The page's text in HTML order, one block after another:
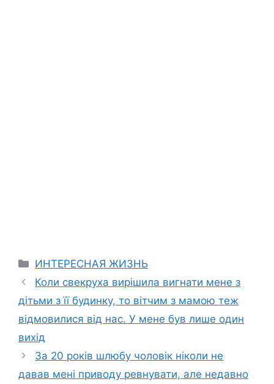
Categories
ИНТЕРЕСНАЯ ЖИЗНЬ
Коли свекруха вирішила вигнати мене з
дітьми з її будинку, то вітчим з мамою теж
відмовилися від нас. У мене був лише один
вихід
За 20 років шлюбу чоловік ніколи не
давав мені приводу ревнувати, але недавно